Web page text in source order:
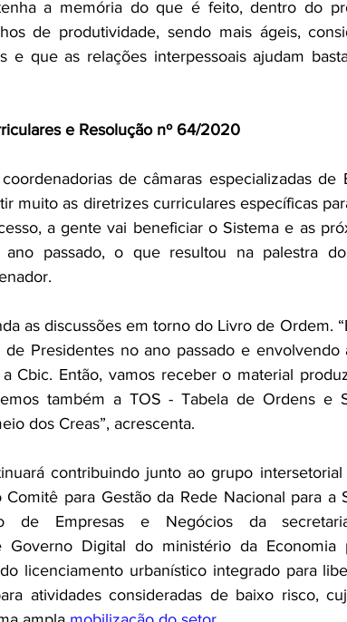
a memória do que é feito, dentro do
de produtividade, sendo mais ágeis,
e que as relações interpessoais ajudam
e Resolução nº 64/2020
de câmaras especializadas de
muito as diretrizes curriculares específicas
a gente vai beneficiar o Sistema e as
ano passado, o que resultou na palestra
as discussões em torno do Livro de Ordem.
Presidentes no ano passado e envolvendo
Cbic. Então, vamos receber o material
também a TOS - Tabela de Ordens e
dos Creas”, acrescenta.
contribuindo junto ao grupo intersetorial
para Gestão da Rede Nacional para a
de Empresas e Negócios da
Governo Digital do ministério da Economia
licenciamento urbanístico integrado para
atividades consideradas de baixo risco,